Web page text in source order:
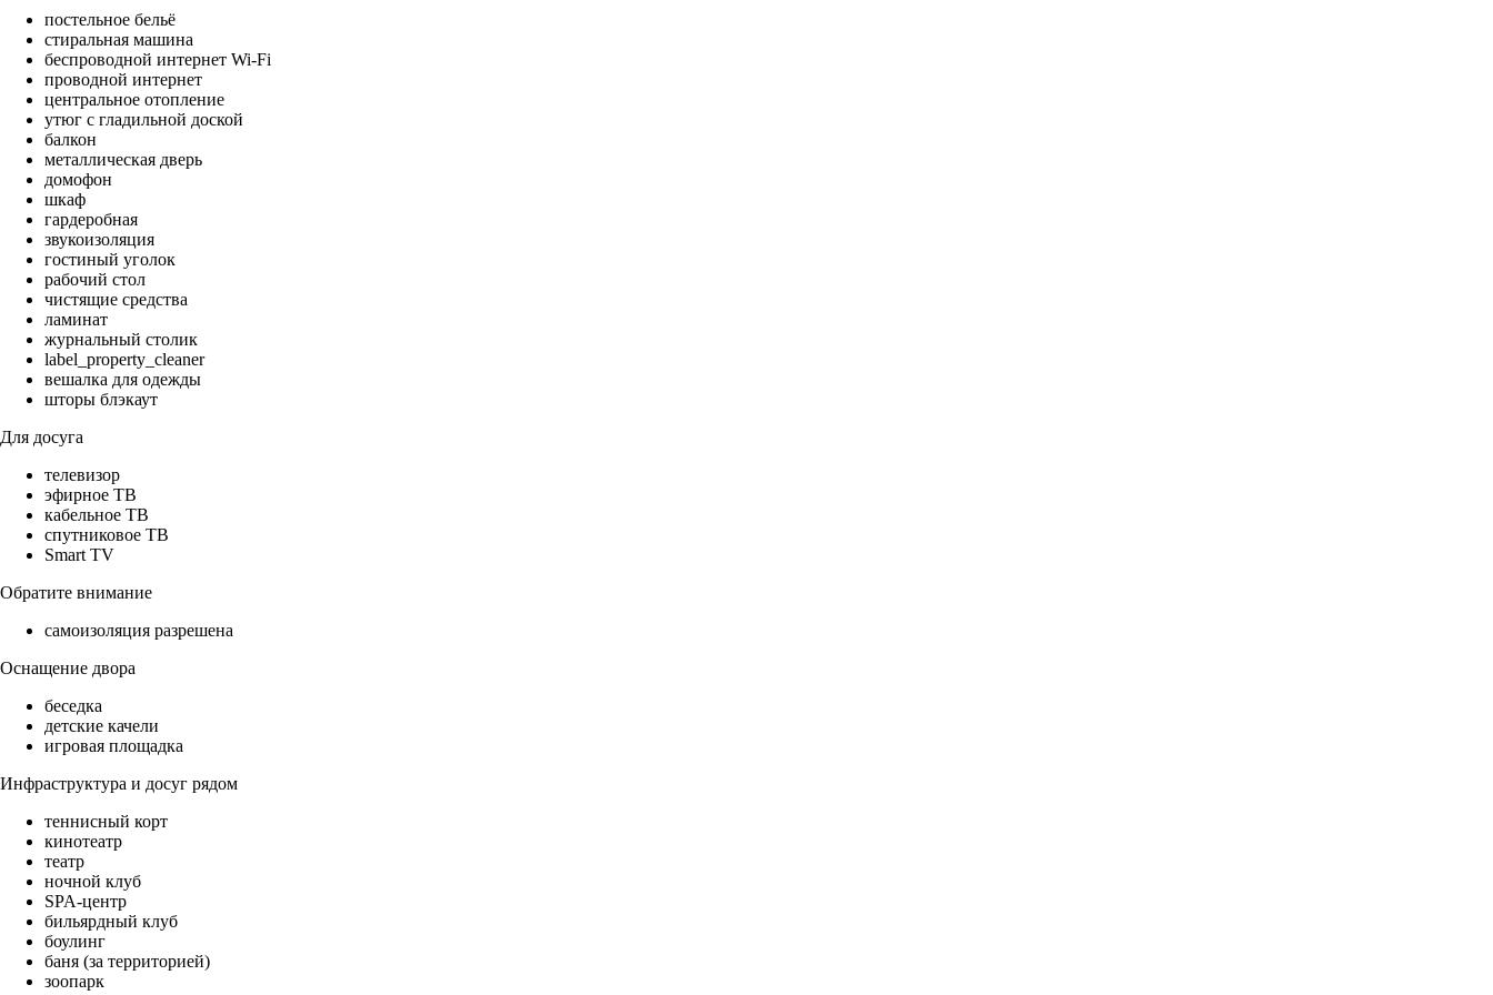
постельное бельё
стиральная машина
беспроводной интернет Wi-Fi
проводной интернет
центральное отопление
утюг с гладильной доской
балкон
металлическая дверь
домофон
шкаф
гардеробная
звукоизоляция
гостиный уголок
рабочий стол
чистящие средства
ламинат
журнальный столик
label_property_cleaner
вешалка для одежды
шторы блэкаут
Для досуга
телевизор
эфирное ТВ
кабельное ТВ
спутниковое ТВ
Smart TV
Обратите внимание
самоизоляция разрешена
Оснащение двора
беседка
детские качели
игровая площадка
Инфраструктура и досуг рядом
теннисный корт
кинотеатр
театр
ночной клуб
SPA-центр
бильярдный клуб
боулинг
баня (за территорией)
зоопарк